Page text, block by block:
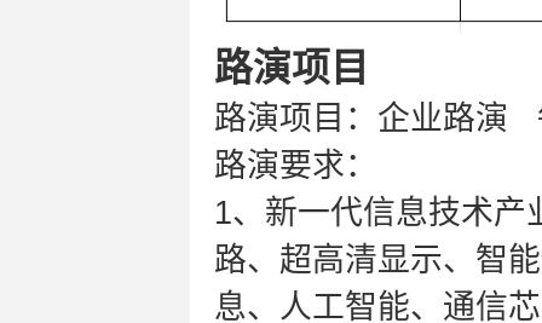
路演项目
路演项目：企业路演
路演要求：
1、新一代信息技术产
路、超高清显示、智
息、人工智能、通信